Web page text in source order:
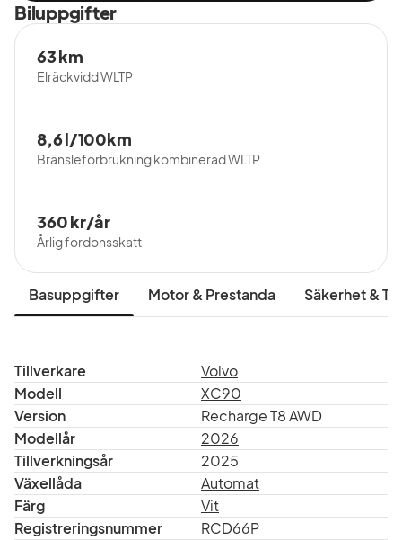
Biluppgifter
Elräckvidd WLTP
63 km
Bränsleförbrukning kombinerad WLTP
8,6 l/100km
Årlig fordonsskatt
360 kr/år
Basuppgifter Motor & Prestanda Säkerhet &
Tillverkare
Volvo
Modell
XC90
Version
Recharge T8 AWD
Modellår
2026
Tillverkningsår
2025
Växellåda
Automat
Färg
Vit
Registreringsnummer
RCD66P